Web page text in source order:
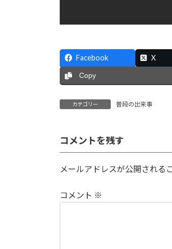
Facebook X
Copy
カテゴリー 普段の出来事
コメントを残す
メールアドレスが公開される
コメント ※